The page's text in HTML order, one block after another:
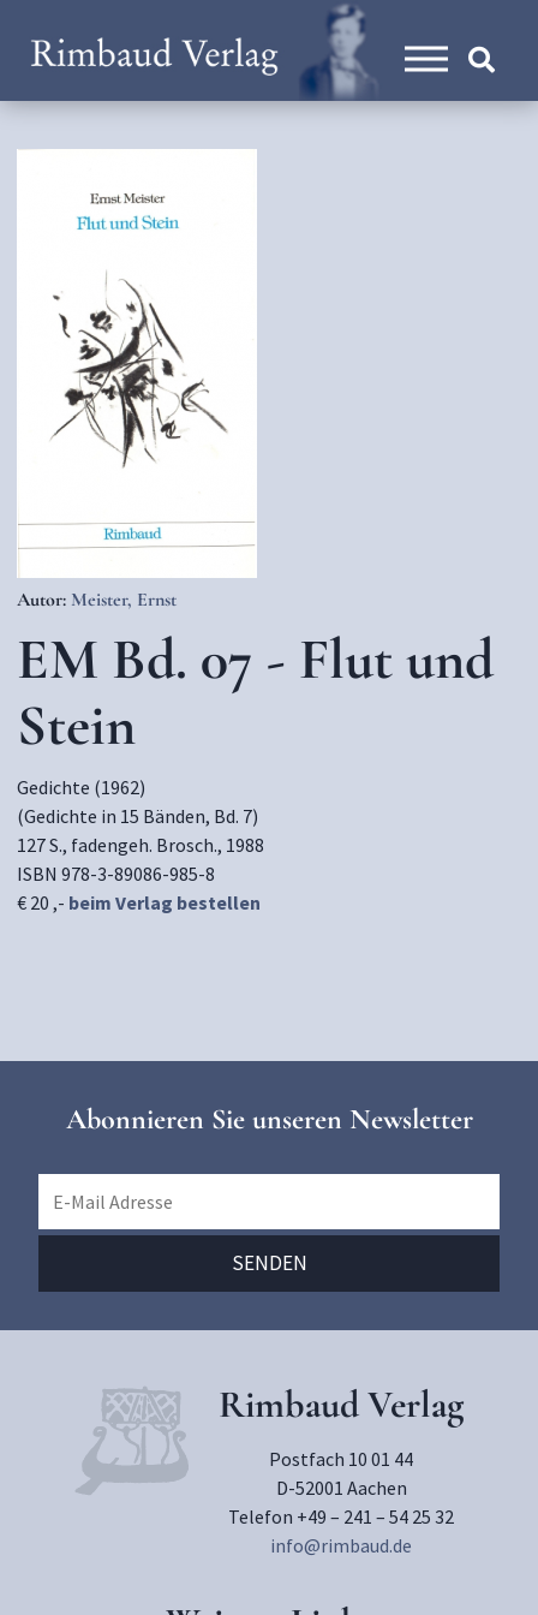
Autor: Meister, Ernst
EM Bd. 07 - Flut und
Stein
Gedichte (1962)
(Gedichte in 15 Bänden, Bd. 7)
127 S., fadengeh. Brosch., 1988
ISBN 978-3-89086-985-8
€ 20 ,- beim Verlag bestellen
Abonnieren Sie unseren Newsletter
Rimbaud Verlag
Postfach 10 01 44
D-52001 Aachen
Telefon +49 – 241 – 54 25 32
info@rimbaud.de